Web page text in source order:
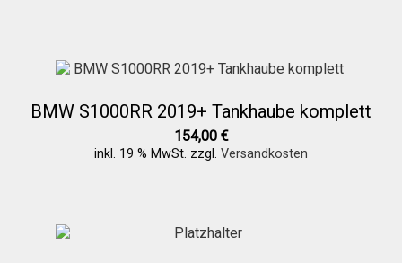
BMW S1000RR 2019+ Tankhaube komplett
154,00 €
inkl. 19 % MwSt. zzgl. Versandkosten